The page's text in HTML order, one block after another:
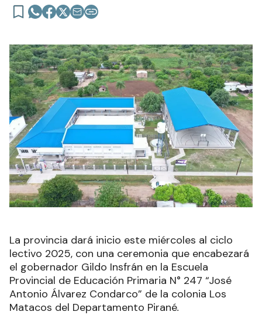
La provincia dará inicio este miércoles al ciclo
lectivo 2025, con una ceremonia que encabezará
el gobernador Gildo Insfrán en la Escuela
Provincial de Educación Primaria N° 247 “José
Antonio Álvarez Condarco” de la colonia Los
Matacos del Departamento Pirané.